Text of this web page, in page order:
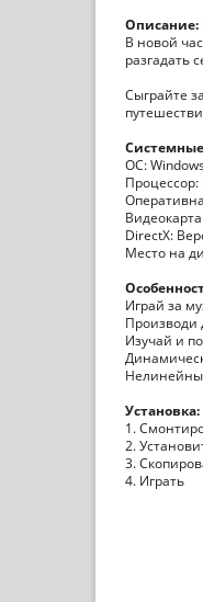
Описание:
В новой
разгадать
Сыграйте
ОС:
DirectX:
Место на
Играй за
Производи
Изучай и
Установка:
1.
2.
3.
4. Играть